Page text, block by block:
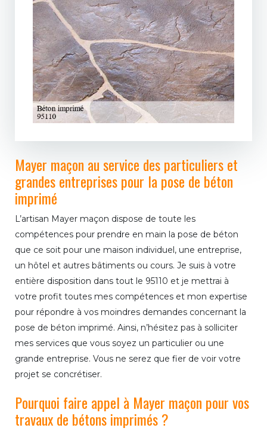
Mayer maçon au service des particuliers et
grandes entreprises pour la pose de béton
imprimé
L’artisan Mayer maçon dispose de toute les
compétences pour prendre en main la pose de béton
que ce soit pour une maison individuel, une entreprise,
un hôtel et autres bâtiments ou cours. Je suis à votre
entière disposition dans tout le 95110 et je mettrai à
votre profit toutes mes compétences et mon expertise
pour répondre à vos moindres demandes concernant la
pose de béton imprimé. Ainsi, n’hésitez pas à solliciter
mes services que vous soyez un particulier ou une
grande entreprise. Vous ne serez que fier de voir votre
projet se concrétiser.
Pourquoi faire appel à Mayer maçon pour vos
travaux de bétons imprimés ?